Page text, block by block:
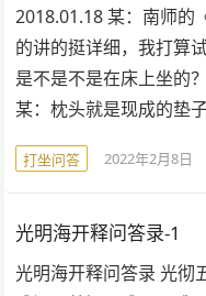
2018.01.18 某：南师的
的讲的挺详细，我打算
是不是不是在床上坐的
某：枕头就是现成的垫
打坐问答 2022年2月8日
光明海开释问答录-1
光明海开释问答录 光彻